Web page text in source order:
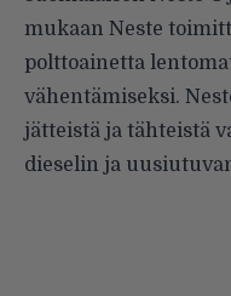
mukaan Neste
polttoainetta
vähentämiseksi.
jätteistä ja tähteistä
dieselin ja